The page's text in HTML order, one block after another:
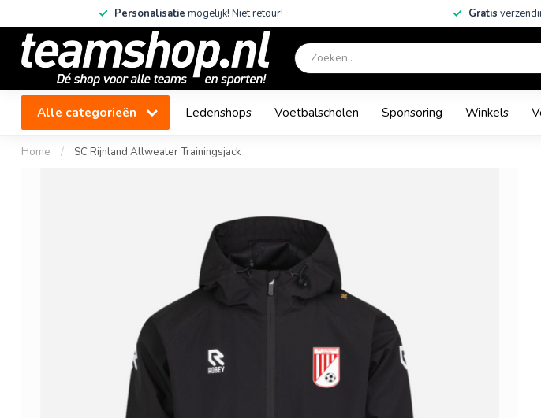
Personalisatie mogelijk! Niet retour! Gratis
Alle categorieën Ledenshops Voetbalscholen Sponsoring Winkels
Home / SC Rijnland Allweater Trainingsjack